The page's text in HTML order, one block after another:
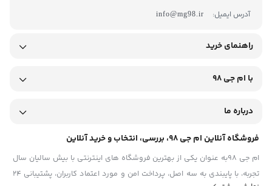
آدرس ایمیل:
info@mg98.ir
راهنمای خرید
با ام جی 98
درباره ما
فروشگاه آنلاین ام جی 98، بررسی، انتخاب و خرید آنلاین
ام جی 98به عنوان یکی از بهترین فروشگاه های اینترنتی با بیش سالیان سال
تجربه، با پایبندی به سه اصل، پرداخت امن و مورد اعتماد کاربران، پشتیبانی 24